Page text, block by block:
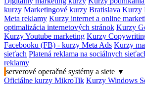
kurzy Marketingové kurzy Bratislava Kurzy
Meta reklamy Kurzy internet a online
optimalizácia internetových stránok Kurzy
Kurzy Youtube marketing Kurzy
Facebooku (FB) - kurzy Meta Ads Kurzy
sieťach Platená reklama na sociálnych
reklamy
serverové operačné systémy a siete ▼
Oficiálne kurzy MikroTik Kurzy Windows